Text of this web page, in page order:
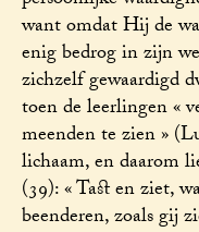
want omdat Hij de
enig bedrog in zijn
zichzelf gewaardigd
toen de leerlingen «
meenden te zien »
lichaam, en daarom
(39): « Tast en ziet,
beenderen, zoals gij